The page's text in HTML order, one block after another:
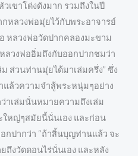
เขาโด่งดังมาก รวมถึงในปี
หลวงพ่อมุ่ยไว้กับพระอาจารย์
หลวงพ่อวัดปากคลองมะขาม
ลวงพ่ออิ่มถึงกับออกปากชมว่า
ส่วนท่านมุ่ยได้มาเล่มครึ่ง” ซึ่ง
ล้วความจำสู้พระหนุ่มๆอย่าง
าเล่มนั่นหมายความถึงเล่ม
หญ่ๆสมัยนี้นั่นเอง และก่อน
ปากว่า “ถ้าสิ้นบุญท่านแล้ว จะ
ถึงวัดดอนไร่นั่นเอง และหลัง